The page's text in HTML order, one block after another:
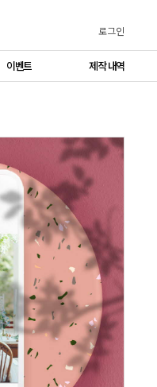
로그인
이벤트 제작 내역